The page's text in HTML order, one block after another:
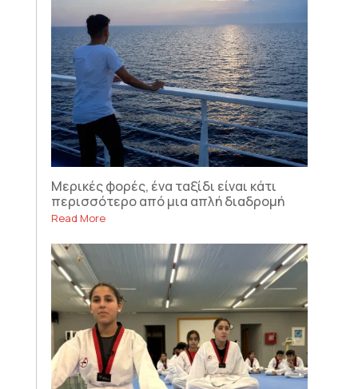
Μερικές φορές, ένα ταξίδι είναι κάτι
περισσότερο από μια απλή διαδρομή
Read More